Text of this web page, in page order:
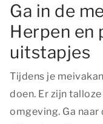
Ga in de
Herpen en
uitstapjes
Tijdens je
doen. Er zijn
omgeving. Ga